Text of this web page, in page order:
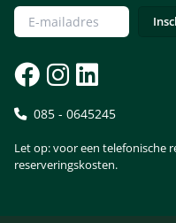
085 - 0645245
Let op: voor een telefonische
reserveringskosten.